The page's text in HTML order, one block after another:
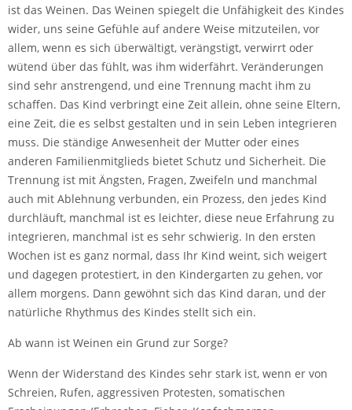
ist das Weinen. Das Weinen spiegelt die Unfähigkeit des Kindes
wider, uns seine Gefühle auf andere Weise mitzuteilen, vor
allem, wenn es sich überwältigt, verängstigt, verwirrt oder
wütend über das fühlt, was ihm widerfährt. Veränderungen
sind sehr anstrengend, und eine Trennung macht ihm zu
schaffen. Das Kind verbringt eine Zeit allein, ohne seine Eltern,
eine Zeit, die es selbst gestalten und in sein Leben integrieren
muss. Die ständige Anwesenheit der Mutter oder eines
anderen Familienmitglieds bietet Schutz und Sicherheit. Die
Trennung ist mit Ängsten, Fragen, Zweifeln und manchmal
auch mit Ablehnung verbunden, ein Prozess, den jedes Kind
durchläuft, manchmal ist es leichter, diese neue Erfahrung zu
integrieren, manchmal ist es sehr schwierig. In den ersten
Wochen ist es ganz normal, dass Ihr Kind weint, sich weigert
und dagegen protestiert, in den Kindergarten zu gehen, vor
allem morgens. Dann gewöhnt sich das Kind daran, und der
natürliche Rhythmus des Kindes stellt sich ein.
Ab wann ist Weinen ein Grund zur Sorge?
Wenn der Widerstand des Kindes sehr stark ist, wenn er von
Schreien, Rufen, aggressiven Protesten, somatischen